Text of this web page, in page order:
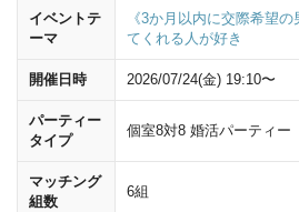
イベントテ
ーマ
《3か月以内に交際希望
てくれる人が好き
開催日時 2026/07/24(金) 19:10〜
パーティー
タイプ
個室8対8 婚活パーティー
マッチング
組数
6組